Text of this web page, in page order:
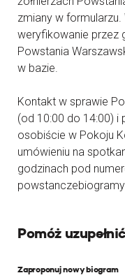
zmiany w
weryfikowanie przez
Powstania
w bazie.
Kontakt w sprawie
(od 10:00 do 14:00) i
osobiście w Pokoju
umówieniu na
godzinach pod
Pomóż
Zaproponuj nowy biogram